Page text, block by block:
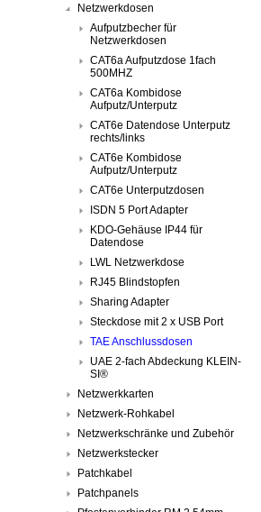
Netzwerkdosen
Aufputzbecher für
Netzwerkdosen
CAT6a Aufputzdose 1fach
500MHZ
CAT6a Kombidose
Aufputz/Unterputz
CAT6e Datendose Unterputz
rechts/links
CAT6e Kombidose
Aufputz/Unterputz
CAT6e Unterputzdosen
ISDN 5 Port Adapter
KDO-Gehäuse IP44 für
Datendose
LWL Netzwerkdose
RJ45 Blindstopfen
Sharing Adapter
Steckdose mit 2 x USB Port
TAE Anschlussdosen
UAE 2-fach Abdeckung KLEIN-
SI®
Netzwerkkarten
Netzwerk-Rohkabel
Netzwerkschränke und Zubehör
Netzwerkstecker
Patchkabel
Patchpanels